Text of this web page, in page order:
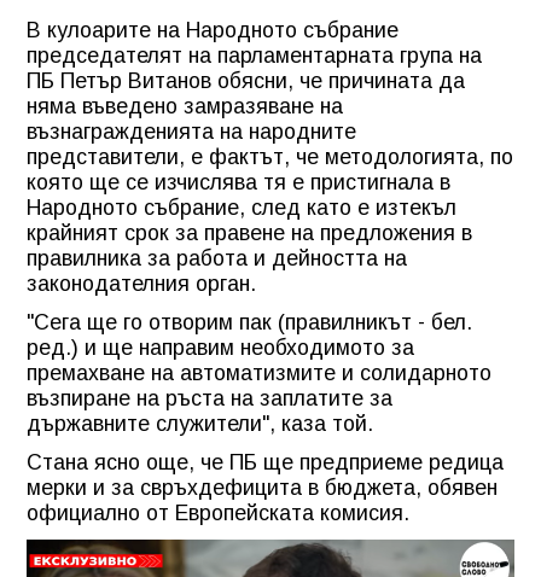
В кулоарите на Народното събрание
председателят на парламентарната група на
ПБ Петър Витанов обясни, че причината да
няма въведено замразяване на
възнагражденията на народните
представители, е фактът, че методологията, по
която ще се изчислява тя е пристигнала в
Народното събрание, след като е изтекъл
крайният срок за правене на предложения в
правилника за работа и дейността на
законодателния орган.
"Сега ще го отворим пак (правилникът - бел.
ред.) и ще направим необходимото за
премахване на автоматизмите и солидарното
възпиране на ръста на заплатите за
държавните служители", каза той.
Стана ясно още, че ПБ ще предприеме редица
мерки и за свръхдефицита в бюджета, обявен
официално от Европейската комисия.